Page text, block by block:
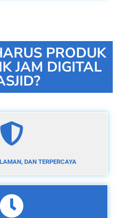
PRODUK
JAM DIGITAL
DAN TERPERCAYA